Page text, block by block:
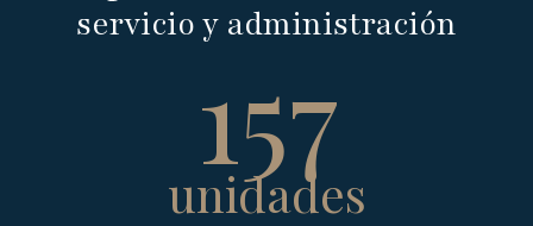
servicio y administración
157
unidades